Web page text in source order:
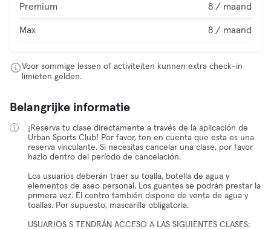
Premium 8 / maand
Max 8 / maand
Voor sommige lessen of activiteiten kunnen extra check-in
limieten gelden.
Belangrijke informatie
¡Reserva tu clase directamente a través de la aplicación de
Urban Sports Club! Por favor, ten en cuenta que esta es una
reserva vinculante. Si necesitas cancelar una clase, por favor
hazlo dentro del período de cancelación.
Los usuarios deberán traer su toalla, botella de agua y
elementos de aseo personal. Los guantes se podrán prestar la
primera vez. El centro también dispone de venta de agua y
toallas. Por supuesto, mascarilla obligatoria.
USUARIOS S TENDRÁN ACCESO A LAS SIGUIENTES CLASES: